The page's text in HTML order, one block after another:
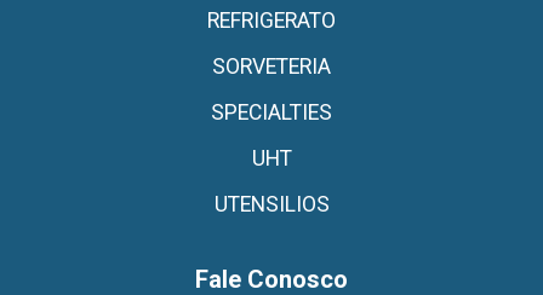
REFRIGERATO
SORVETERIA
SPECIALTIES
UHT
UTENSILIOS
Fale Conosco